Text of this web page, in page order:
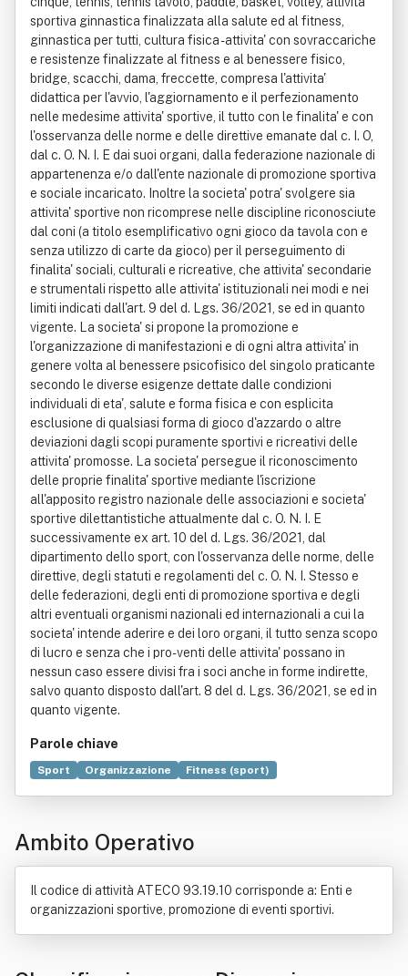
sportiva ginnastica finalizzata alla salute ed al fitness,
ginnastica per tutti, cultura fisica - attivita' con sovraccariche
e resistenze finalizzate al fitness e al benessere fisico,
bridge, scacchi, dama, freccette, compresa l'attivita'
didattica per l'avvio, l'aggiornamento e il perfezionamento
nelle medesime attivita' sportive, il tutto con le finalita' e con
l'osservanza delle norme e delle direttive emanate dal c. I. O,
dal c. O. N. I. E dai suoi organi, dalla federazione nazionale di
appartenenza e/o dall'ente nazionale di promozione sportiva
e sociale incaricato. Inoltre la societa' potra' svolgere sia
attivita' sportive non ricomprese nelle discipline riconosciute
dal coni (a titolo esemplificativo ogni gioco da tavola con e
senza utilizzo di carte da gioco) per il perseguimento di
finalita' sociali, culturali e ricreative, che attivita' secondarie
e strumentali rispetto alle attivita' istituzionali nei modi e nei
limiti indicati dall'art. 9 del d. Lgs. 36/2021, se ed in quanto
vigente. La societa' si propone la promozione e
l'organizzazione di manifestazioni e di ogni altra attivita' in
genere volta al benessere psicofisico del singolo praticante
secondo le diverse esigenze dettate dalle condizioni
individuali di eta', salute e forma fisica e con esplicita
esclusione di qualsiasi forma di gioco d'azzardo o altre
deviazioni dagli scopi puramente sportivi e ricreativi delle
attivita' promosse. La societa' persegue il riconoscimento
delle proprie finalita' sportive mediante l'iscrizione
all'apposito registro nazionale delle associazioni e societa'
sportive dilettantistiche attualmente dal c. O. N. I. E
successivamente ex art. 10 del d. Lgs. 36/2021, dal
dipartimento dello sport, con l'osservanza delle norme, delle
direttive, degli statuti e regolamenti del c. O. N. I. Stesso e
delle federazioni, degli enti di promozione sportiva e degli
altri eventuali organismi nazionali ed internazionali a cui la
societa' intende aderire e dei loro organi, il tutto senza scopo
di lucro e senza che i pro- venti delle attivita' possano in
nessun caso essere divisi fra i soci anche in forme indirette,
salvo quanto disposto dall'art. 8 del d. Lgs. 36/2021, se ed in
quanto vigente.
Parole chiave
Sport Organizzazione
Fitness (sport)
Decreto legislativo
Gioco da tavolo
Scacchi
Ambito Operativo
Il codice di attività ATECO 93.19.10 corrisponde a: Enti e
organizzazioni sportive, promozione di eventi sportivi.